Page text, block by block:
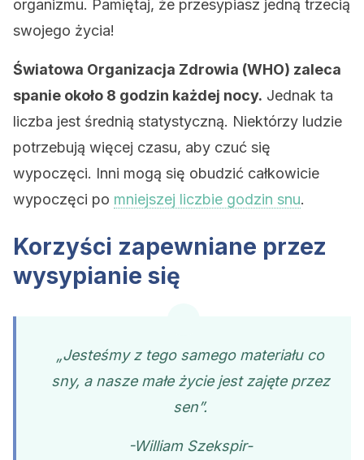
organizmu. Pamiętaj, że przesypiasz jedną trzecią
swojego życia!
Światowa Organizacja Zdrowia (WHO) zaleca
spanie około 8 godzin każdej nocy. Jednak ta
liczba jest średnią statystyczną. Niektórzy ludzie
potrzebują więcej czasu, aby czuć się
wypoczęci. Inni mogą się obudzić całkowicie
wypoczęci po mniejszej liczbie godzin snu.
Korzyści zapewniane przez
wysypianie się
„Jesteśmy z tego samego materiału co
sny, a nasze małe życie jest zajęte przez
sen”.
-William Szekspir-